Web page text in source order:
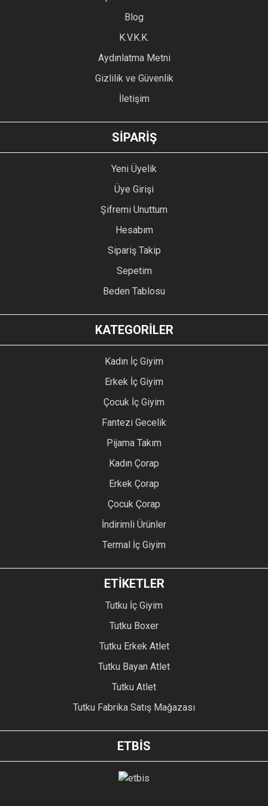
Ürün bilgilerinde hatalar bulunuyor.
Ürün fiyatı diğer sitelerden daha pahalı.
GÖNDER
Blog
K.V.K.K.
Aydınlatma Metni
Gizlilik ve Güvenlik
İletişim
SİPARİŞ
Yeni Üyelik
Üye Girişi
Şifremi Unuttum
Hesabım
Sipariş Takip
Sepetim
Beden Tablosu
KATEGORİLER
Kadın İç Giyim
Erkek İç Giyim
Çocuk İç Giyim
Fantezi Gecelik
Pijama Takım
Kadın Çorap
Erkek Çorap
Çocuk Çorap
İndirimli Ürünler
Termal İç Giyim
ETİKETLER
Tutku İç Giyim
Tutku Boxer
Tutku Erkek Atlet
Tutku Bayan Atlet
Tutku Atlet
Tutku Fabrika Satış Mağazası
ETBİS